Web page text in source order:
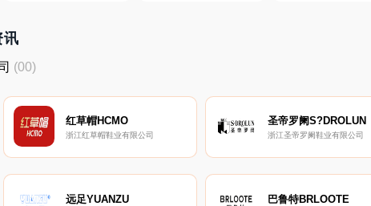
讯
(00)
红草帽HCMO
浙江红草帽鞋业有限公司
圣帝罗阑S?DROLUN
浙江圣帝罗阑鞋业有限公司
远足YUANZU 巴鲁特BRLOOTE